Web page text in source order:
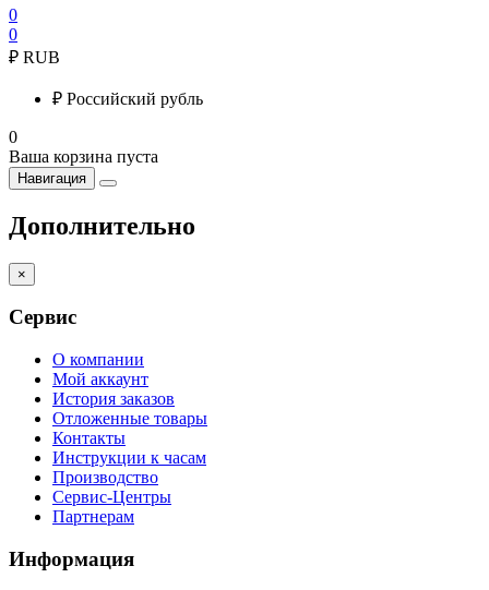
0
0
₽ RUB
₽ Российский рубль
0
Ваша корзина пуста
Навигация
Дополнительно
×
Сервис
О компании
Мой аккаунт
История заказов
Отложенные товары
Контакты
Инструкции к часам
Производство
Сервис-Центры
Партнерам
Информация